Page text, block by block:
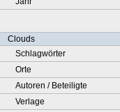
Clouds
Schlagwörter
Orte
Autoren / Beteiligte
Verlage